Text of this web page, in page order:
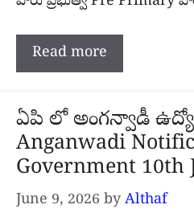
Read more
ఏపి లో అంగన్వాడీ
Anganwadi
Government 10th
June 9, 2026 by Althaf